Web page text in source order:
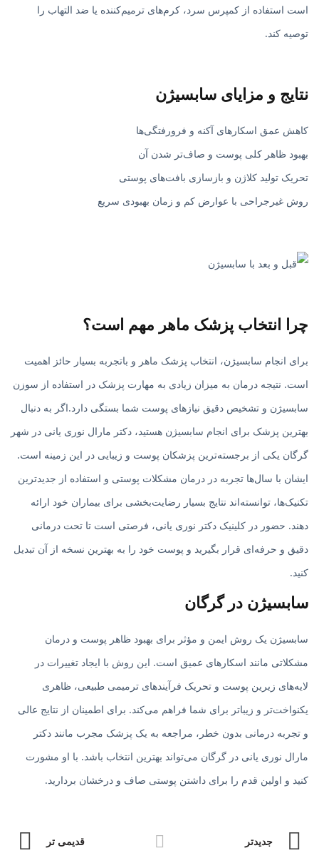
است استفاده از کمپرس سرد، کرم‌های ترمیم‌کننده یا ضد التهاب را
توصیه کند.
نتایج و مزایای سابسیژن
کاهش عمق اسکارهای آکنه و فرورفتگی‌ها
بهبود ظاهر کلی پوست و صاف‌تر شدن آن
تحریک تولید کلاژن و بازسازی بافت‌های پوستی
روش غیرجراحی با عوارض کم و زمان بهبودی سریع
چرا انتخاب پزشک ماهر مهم است؟
برای انجام سابسیژن، انتخاب پزشک ماهر و باتجربه بسیار حائز اهمیت
است. نتیجه درمان به میزان زیادی به مهارت پزشک در استفاده از سوزن
سابسیژن و تشخیص دقیق نیازهای پوست شما بستگی دارد.اگر به دنبال
بهترین پزشک برای انجام سابسیژن هستید، دکتر مارال نوری یانی در شهر
گرگان یکی از برجسته‌ترین پزشکان پوست و زیبایی در این زمینه است.
ایشان با سال‌ها تجربه در درمان مشکلات پوستی و استفاده از جدیدترین
تکنیک‌ها، توانسته‌اند نتایج بسیار رضایت‌بخشی برای بیماران خود ارائه
دهند. حضور در کلینیک دکتر نوری یانی، فرصتی است تا تحت درمانی
دقیق و حرفه‌ای قرار بگیرید و پوست خود را به بهترین نسخه از آن تبدیل
کنید.
سابسیژن در گرگان
سابسیژن یک روش ایمن و مؤثر برای بهبود ظاهر پوست و درمان
مشکلاتی مانند اسکارهای عمیق است. این روش با ایجاد تغییرات در
لایه‌های زیرین پوست و تحریک فرآیندهای ترمیمی طبیعی، ظاهری
یکنواخت‌تر و زیباتر برای شما فراهم می‌کند. برای اطمینان از نتایج عالی
و تجربه درمانی بدون خطر، مراجعه به یک پزشک مجرب مانند دکتر
مارال نوری یانی در گرگان می‌تواند بهترین انتخاب باشد. با او مشورت
کنید و اولین قدم را برای داشتن پوستی صاف و درخشان بردارید.
جدیدتر قدیمی تر